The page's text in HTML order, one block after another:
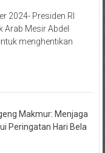
2024- Presiden RI
Arab Mesir Abdel
menghentikan
Makmur: Menjaga
Peringatan Hari Bela